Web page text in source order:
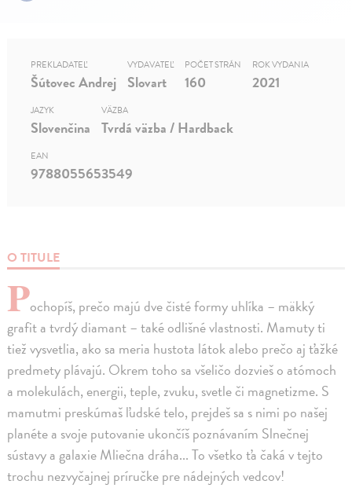
O TITULE
Pochopíš, prečo majú dve čisté formy uhlíka – mäkký
grafit a tvrdý diamant – také odlišné vlastnosti. Mamuty ti
tiež vysvetlia, ako sa meria hustota látok alebo prečo aj ťažké
predmety plávajú. Okrem toho sa všeličo dozvieš o atómoch
a molekulách, energii, teple, zvuku, svetle či magnetizme. S
mamutmi preskúmaš ľudské telo, prejdeš sa s nimi po našej
planéte a svoje putovanie ukončíš poznávaním Slnečnej
sústavy a galaxie Mliečna dráha... To všetko ťa čaká v tejto
trochu nezvyčajnej príručke pre nádejných vedcov!
PREKLADATEĽ
Šútovec Andrej
VYDAVATEĽ
Slovart
POČET STRÁN
160
ROK VYDANIA
2021
JAZYK
Slovenčina
VÄZBA
Tvrdá väzba / Hardback
EAN
9788055653549